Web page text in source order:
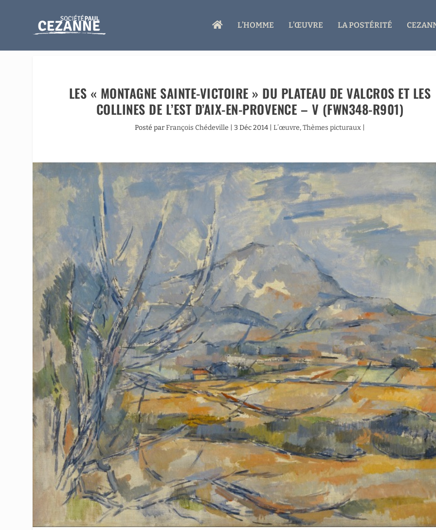
A
L’HOMME L’ŒUVRE LA POSTÉRITÉ
LES « MONTAGNE SAINTE-VICTOIRE » DU PLATEAU DE VALCROS ET LES
COLLINES DE L’EST D’AIX-EN-PROVENCE – V (FWN348-R901)
Posté parFrançois Chédeville 3 Déc 2014| L’œuvre,Thèmes picturaux|